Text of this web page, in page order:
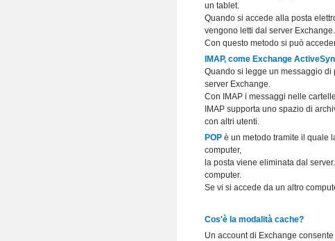
un tablet.
Quando si accede alla posta
vengono letti dal server Exchange.
Con questo metodo si può
IMAP, come Exchange
Quando si legge un messaggio di
server Exchange.
Con IMAP i messaggi nelle
IMAP supporta uno spazio di
con altri utenti.
POP è un metodo tramite il quale
computer,
la posta viene eliminata dal
computer.
Se vi si accede da un altro
Cos'è la modalità cache?
Un account di Exchange